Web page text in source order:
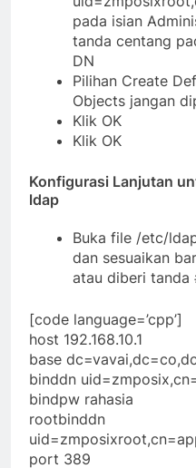
pada isian
tanda centang
DN
Pilihan Create
Objects jangan
Klik OK
Klik OK
Konfigurasi Lanjutan
ldap
Buka file /etc/
dan sesuaikan
atau diberi tanda
[code language=’cpp’]
host 192.168.10.1
base
binddn
bindpw rahasia
rootbinddn
port 389